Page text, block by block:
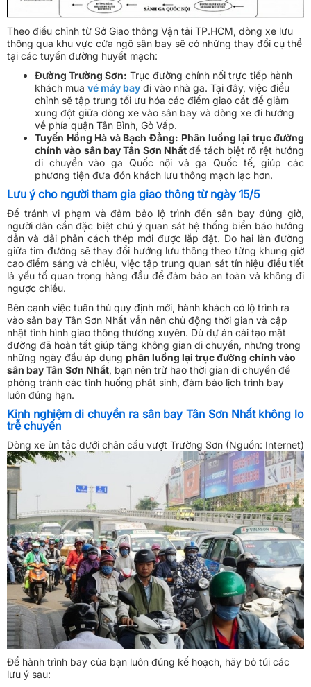
Theo điều chỉnh từ Sở Giao thông Vận tải TP.HCM, dòng xe lưu
thông qua khu vực cửa ngõ sân bay sẽ có những thay đổi cụ thể
tại các tuyến đường huyết mạch:
Đường Trường Sơn: Trục đường chính nối trực tiếp hành
khách mua vé máy bay đi vào nhà ga. Tại đây, việc điều
chỉnh sẽ tập trung tối ưu hóa các điểm giao cắt để giảm
xung đột giữa dòng xe vào sân bay và dòng xe đi hướng
về phía quận Tân Bình, Gò Vấp.
Tuyến Hồng Hà và Bạch Đằng: Phân luồng lại trục đường
chính vào sân bay Tân Sơn Nhấtđể tách biệt rõ rệt hướng
di chuyển vào ga Quốc nội và ga Quốc tế, giúp các
phương tiện đưa đón khách lưu thông mạch lạc hơn.
Lưu ý cho người tham gia giao thông từ ngày 15/5
Để tránh vi phạm và đảm bảo lộ trình đến sân bay đúng giờ,
người dân cần đặc biệt chú ý quan sát hệ thống biển báo hướng
dẫn và dải phân cách thép mới được lắp đặt. Do hai làn đường
giữa tim đường sẽ thay đổi hướng lưu thông theo từng khung giờ
cao điểm sáng và chiều, việc tập trung quan sát tín hiệu điều tiết
là yếu tố quan trọng hàng đầu để đảm bảo an toàn và không đi
ngược chiều.
Bên cạnh việc tuân thủ quy định mới, hành khách có lộ trình ra
vào sân bay Tân Sơn Nhất vẫn nên chủ động thời gian và cập
nhật tình hình giao thông thường xuyên. Dù dự án cải tạo mặt
đường đã hoàn tất giúp tăng không gian di chuyển, nhưng trong
những ngày đầu áp dụng phân luồng lại trục đường chính vào
sân bay Tân Sơn Nhất, bạn nên trừ hao thời gian di chuyển để
phòng tránh các tình huống phát sinh, đảm bảo lịch trình bay
luôn đúng hạn.
Kinh nghiệm di chuyển ra sân bay Tân Sơn Nhất không lo
trễ chuyến
Dòng xe ùn tắc dưới chân cầu vượt Trường Sơn​ (Nguồn: Internet)
Để hành trình bay của bạn luôn đúng kế hoạch, hãy bỏ túi các
lưu ý sau: